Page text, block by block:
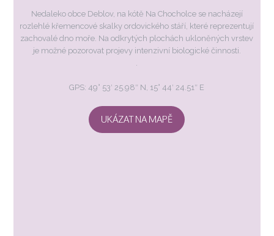
Nedaleko obce Deblov, na kótě Na Chocholce se nacházejí
rozlehlé křemencové skalky ordovického stáří, které reprezentují
zachovalé dno moře. Na odkrytých plochách ukloněných vrstev
je možné pozorovat projevy intenzivní biologické činnosti.
.
GPS: 49° 53′ 25.98″ N, 15° 44′ 24.51″ E
UKÁZAT NA MAPĚ